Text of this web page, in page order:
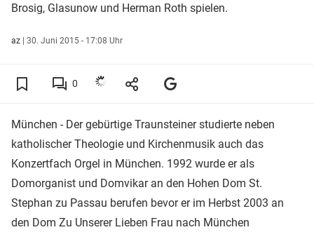
Brosig, Glasunow und Herman Roth spielen.
az | 30. Juni 2015 - 17:08 Uhr
0
München - Der gebürtige Traunsteiner studierte neben
katholischer Theologie und Kirchenmusik auch das
Konzertfach Orgel in München. 1992 wurde er als
Domorganist und Domvikar an den Hohen Dom St.
Stephan zu Passau berufen bevor er im Herbst 2003 an
den Dom Zu Unserer Lieben Frau nach München